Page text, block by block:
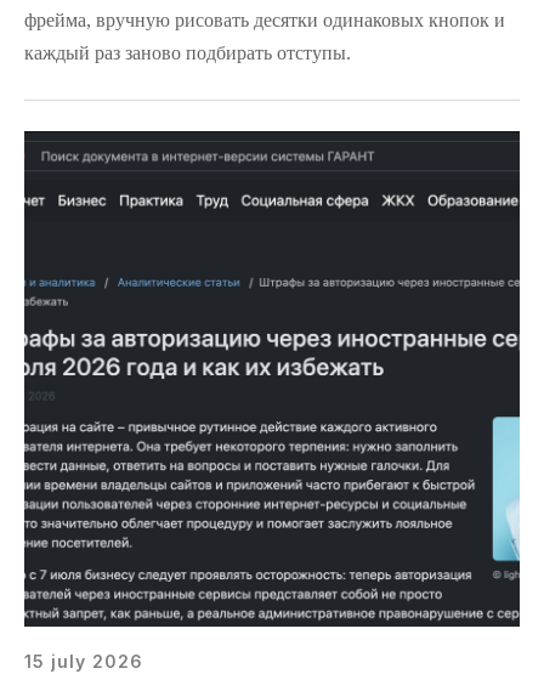
фрейма, вручную рисовать десятки одинаковых кнопок и
каждый раз заново подбирать отступы.
15 july 2026